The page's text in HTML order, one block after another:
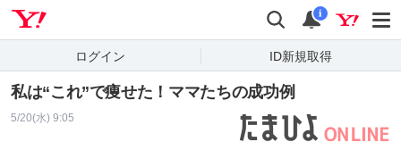
検索 通知
i
ログイン ID新規取得
私は“これ”で痩せた！ママたちの成功例
5/20(水) 9:05